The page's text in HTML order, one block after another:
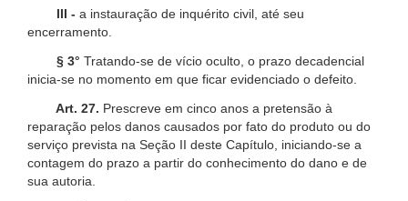
III - a instauração de inquérito civil, até seu
encerramento.
§ 3° Tratando-se de vício oculto, o prazo decadencial
inicia-se no momento em que ficar evidenciado o defeito.
Art. 27. Prescreve em cinco anos a pretensão à
reparação pelos danos causados por fato do produto ou do
serviço prevista na Seção II deste Capítulo, iniciando-se a
contagem do prazo a partir do conhecimento do dano e de
sua autoria.